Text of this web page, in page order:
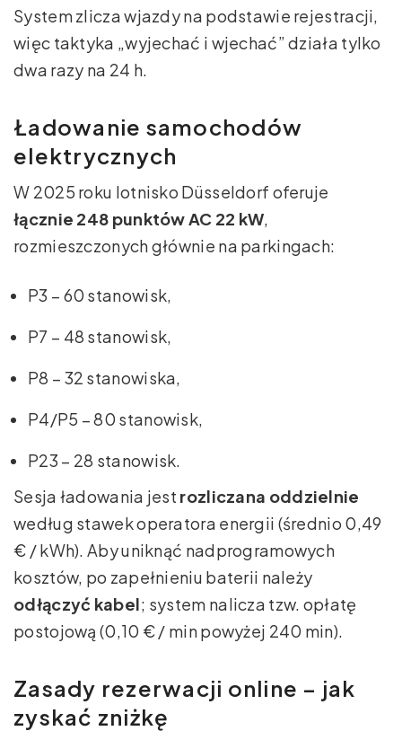
System zlicza wjazdy na podstawie rejestracji,
więc taktyka „wyjechać i wjechać” działa tylko
dwa razy na 24 h.
Ładowanie samochodów
elektrycznych
W 2025 roku lotnisko Düsseldorf oferuje
łącznie 248 punktów AC 22 kW,
rozmieszczonych głównie na parkingach:
P3 – 60 stanowisk,
P7 – 48 stanowisk,
P8 – 32 stanowiska,
P4/P5 – 80 stanowisk,
P23 – 28 stanowisk.
Sesja ładowania jest rozliczana oddzielnie
według stawek operatora energii (średnio 0,49
€ / kWh). Aby uniknąć nadprogramowych
kosztów, po zapełnieniu baterii należy
odłączyć kabel; system nalicza tzw. opłatę
postojową (0,10 € / min powyżej 240 min).
Zasady rezerwacji online – jak
zyskać zniżkę